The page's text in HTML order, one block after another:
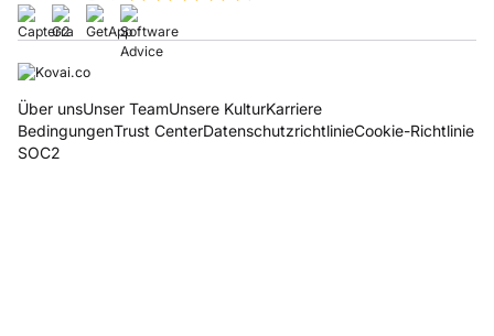
Über unsUnser TeamUnsere KulturKarriere
BedingungenTrust CenterDatenschutzrichtlinieCookie-Richtlinie
SOC2